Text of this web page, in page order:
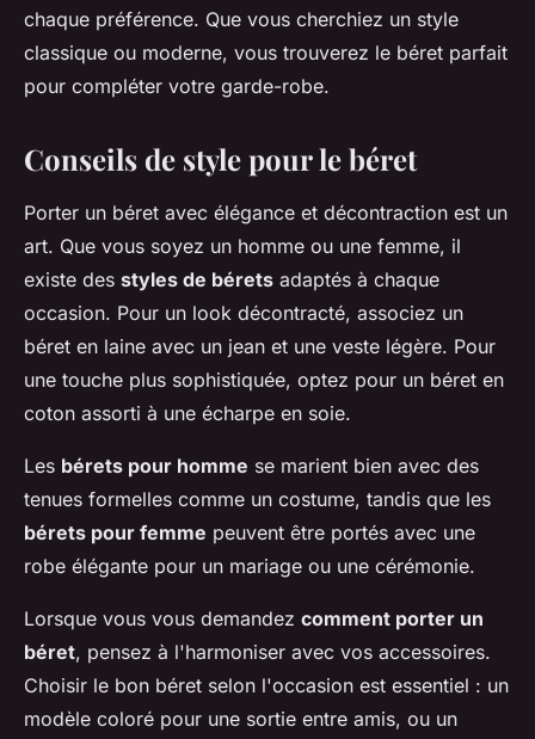
chaque préférence. Que vous cherchiez un style
classique ou moderne, vous trouverez le béret parfait
pour compléter votre garde-robe.
Conseils de style pour le béret
Porter un béret avec élégance et décontraction est un
art. Que vous soyez un homme ou une femme, il
existe des styles de bérets adaptés à chaque
occasion. Pour un look décontracté, associez un
béret en laine avec un jean et une veste légère. Pour
une touche plus sophistiquée, optez pour un béret en
coton assorti à une écharpe en soie.
Les bérets pour homme se marient bien avec des
tenues formelles comme un costume, tandis que les
bérets pour femme peuvent être portés avec une
robe élégante pour un mariage ou une cérémonie.
Lorsque vous vous demandez comment porter un
béret, pensez à l'harmoniser avec vos accessoires.
Choisir le bon béret selon l'occasion est essentiel : un
modèle coloré pour une sortie entre amis, ou un